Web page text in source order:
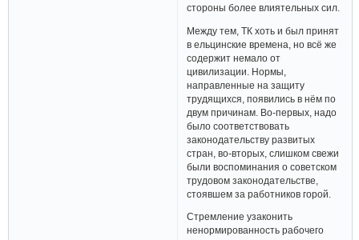
стороны более влиятельных сил.
Между тем, ТК хоть и был принят
в ельцинские времена, но всё же
содержит немало от
цивилизации. Нормы,
направленные на защиту
трудящихся, появились в нём по
двум причинам. Во-первых, надо
было соответствовать
законодательству развитых
стран, во-вторых, слишком свежи
были воспоминания о советском
трудовом законодательстве,
стоявшем за работников горой.
Стремление узаконить
ненормированность рабочего